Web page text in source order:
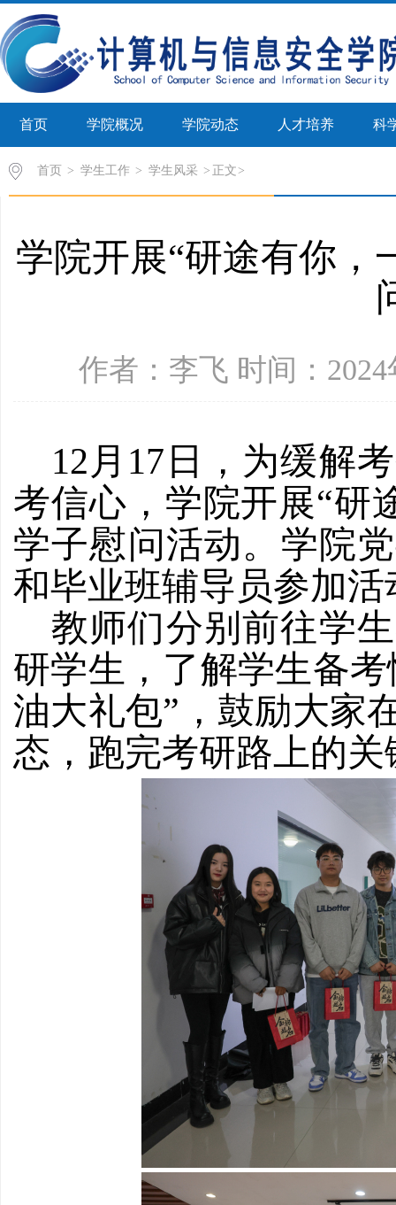
首页 学院概况 学院动态 人才培养 科
首页 > 学生工作 > 学生风采 > 正文
学院开展“研途有你，
作者：李飞 时间：
12月17日，为缓解
考信心 ， 学院开展“研
学子慰问活动。学院
和毕业班辅导员参加活
教师们分别前往学
研学生，了解学生备
油大礼包”，鼓励大家
态， 跑完考研路上的关